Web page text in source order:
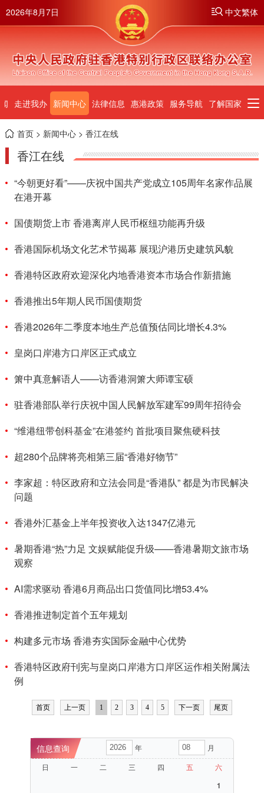
2026年8月7日 中文繁体
走进我办 新闻中心 法律信息 惠港政策 服务导航 了解国家
首页> 新闻中心> 香江在线
年
月
日
一 二 三 四 五 六
1
香江在线
“今朝更好看”——庆祝中国共产党成立105周年名家作品展
在港开幕
国债期货上市 香港离岸人民币枢纽功能再升级
香港国际机场文化艺术节揭幕 展现沪港历史建筑风貌
香港特区政府欢迎深化内地香港资本市场合作新措施
香港推出5年期人民币国债期货
香港2026年二季度本地生产总值预估同比增长4.3%
皇岗口岸港方口岸区正式成立
箫中真意解语人——访香港洞箫大师谭宝硕
驻香港部队举行庆祝中国人民解放军建军99周年招待会
“维港纽带创科基金”在港签约 首批项目聚焦硬科技
超280个品牌将亮相第三届“香港好物节”
李家超：特区政府和立法会同是“香港队” 都是为市民解决
问题
香港外汇基金上半年投资收入达1347亿港元
暑期香港“热”力足 文娱赋能促升级——香港暑期文旅市场
观察
AI需求驱动 香港6月商品出口货值同比增53.4%
香港推进制定首个五年规划
构建多元市场 香港夯实国际金融中心优势
香港特区政府刊宪与皇岗口岸港方口岸区运作相关附属法
例
首页 上一页 1 2 3 4 5 下一页 尾页